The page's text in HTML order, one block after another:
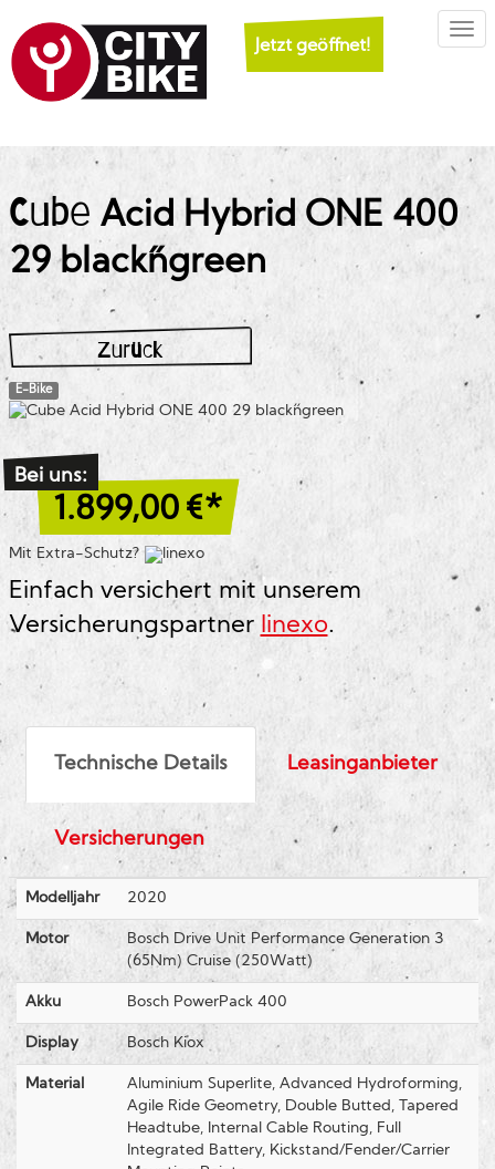
Jetzt geöffnet!
Cube Acid Hybrid ONE 400
29 black´n´green
Zurück
E-Bike
Bei uns:
1.899,00 €*
Mit Extra-Schutz?
Einfach versichert mit unserem
Versicherungspartner linexo.
Technische Details Leasinganbieter
Versicherungen
Modelljahr 2020
Motor
Bosch Drive Unit Performance Generation 3
(65Nm) Cruise (250Watt)
Akku Bosch PowerPack 400
Display Bosch Kiox
Material
Aluminium Superlite, Advanced Hydroforming,
Agile Ride Geometry, Double Butted, Tapered
Headtube, Internal Cable Routing, Full
Integrated Battery, Kickstand/Fender/Carrier